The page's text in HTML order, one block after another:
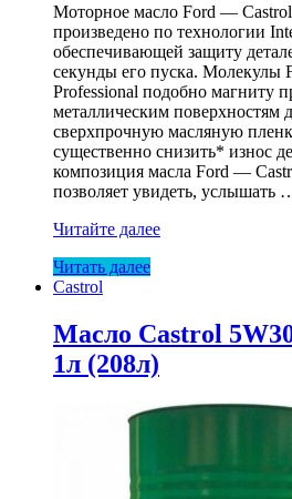
Моторное масло Ford — Castrol
произведено по технологии
обеспечивающей защиту
секунды его пуска. Молекулы
Professional подобно магниту
металлическим поверхностям
сверхпрочную масляную
существенно снизить* износ
композиция масла Ford —
позволяет увидеть, услышать
Масло
5W20
Prof
(Ford)
1л
Читайте далее
Читать далее
Castrol
Масло Castrol
1л (208л)